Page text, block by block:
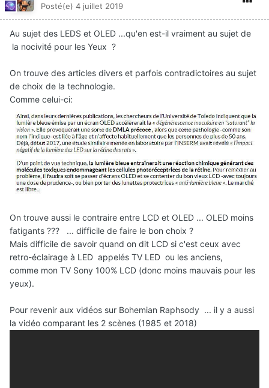
Posté(e) 4 juillet 2019
Au sujet des LEDS et OLED ...qu'en est-il vraiment au sujet de
la nocivité pour les Yeux ?
On trouve des articles divers et parfois contradictoires au sujet
de choix de la technologie.
Comme celui-ci:
On trouve aussi le contraire entre LCD et OLED ... OLED moins
fatigants ??? ... difficile de faire le bon choix ?
Mais difficile de savoir quand on dit LCD si c'est ceux avec
retro-éclairage à LED appelés TV LED ou les anciens,
comme mon TV Sony 100% LCD (donc moins mauvais pour les
yeux).
Pour revenir aux vidéos sur Bohemian Raphsody ... il y a aussi
la vidéo comparant les 2 scènes (1985 et 2018)